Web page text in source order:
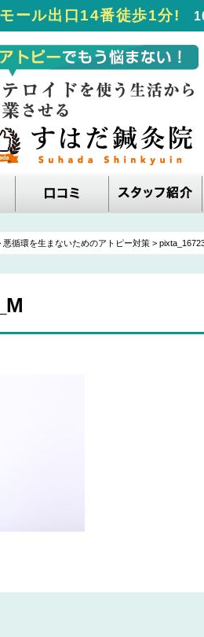
ール出口14番徒歩1分!
悪循環を生まないためのアトピー対策 >